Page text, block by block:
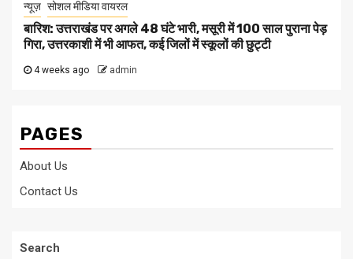
न्यूज़ सोशल मीडिया वायरल
बारिश: उत्तराखंड पर अगले 48 घंटे भारी, मसूरी में 100 साल पुराना पेड़
गिरा, उत्तरकाशी में भी आफत, कई जिलों में स्कूलों की छुट्टी
4 weeks ago admin
PAGES
About Us
Contact Us
Search